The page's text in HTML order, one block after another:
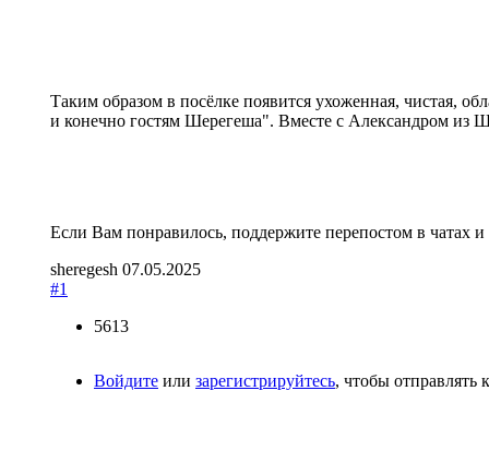
Таким образом в посёлке появится ухоженная, чистая,
и конечно гостям Шерегеша". Вместе с Александром из
Если Вам понравилось, поддержите перепостом в чатах
sheregesh 07.05.2025
#1
5613
Войдите или зарегистрируйтесь, чтобы отправлять